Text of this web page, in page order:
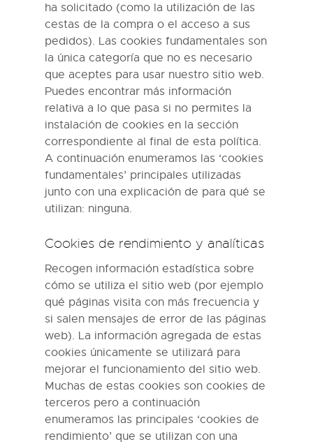
ha solicitado (como la utilización de las
cestas de la compra o el acceso a sus
pedidos). Las cookies fundamentales son
la única categoría que no es necesario
que aceptes para usar nuestro sitio web.
Puedes encontrar más información
relativa a lo que pasa si no permites la
instalación de cookies en la sección
correspondiente al final de esta política.
A continuación enumeramos las ‘cookies
fundamentales’ principales utilizadas
junto con una explicación de para qué se
utilizan: ninguna.
Cookies de rendimiento y analíticas
Recogen información estadística sobre
cómo se utiliza el sitio web (por ejemplo
qué páginas visita con más frecuencia y
si salen mensajes de error de las páginas
web). La información agregada de estas
cookies únicamente se utilizará para
mejorar el funcionamiento del sitio web.
Muchas de estas cookies son cookies de
terceros pero a continuación
enumeramos las principales ‘cookies de
rendimiento’ que se utilizan con una